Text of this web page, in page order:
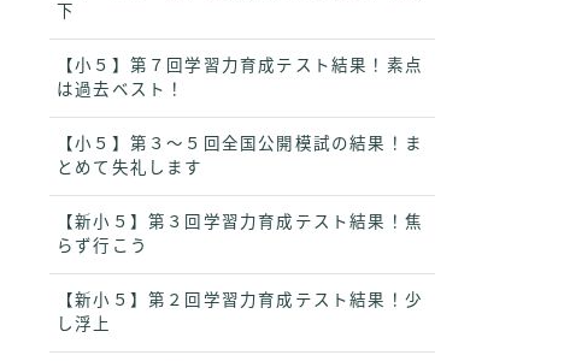
下
【小５】第７回学習力育成テスト結果！素点
は過去ベスト！
【小５】第３〜５回全国公開模試の結果！ま
とめて失礼します
【新小５】第３回学習力育成テスト結果！焦
らず行こう
【新小５】第２回学習力育成テスト結果！少
し浮上